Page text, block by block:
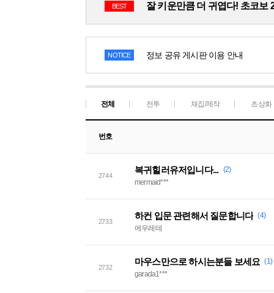
BEST 잘 키운만큼 더 귀엽다! 초코보
NOTICE 정보 공유 게시판 이용 안내
전체 전투 채집/제작 초상화
번호
2744
복귀힐러유저입니다... (2)
mermaid***
2733
하컨 입문 관련해서 질문합니다 (4)
에우레테
2732
마우스만으로 하시는분들 보세요 (1)
garada1***